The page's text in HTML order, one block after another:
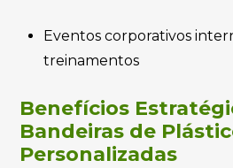
Eventos corporativos
treinamentos
Benefícios
Bandeiras de
Personalizadas